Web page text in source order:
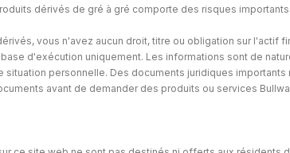
dérivés de gré à gré comporte des risques
vous n'avez aucun droit, titre ou obligation sur l'actif
d'exécution uniquement. Les informations sont de
situation personnelle. Des documents juridiques
avant de demander des produits ou services